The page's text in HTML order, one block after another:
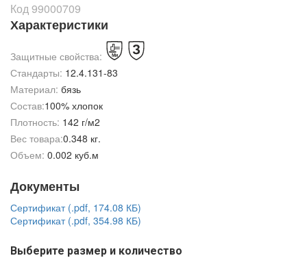
Код 99000709
Характеристики
Защитные свойства:
Стандарты: 12.4.131-83
Материал: бязь
Состав:100% хлопок
Плотность: 142 г/м2
Вес товара:0.348 кг.
Объем: 0.002 куб.м
Документы
Сертификат (.pdf, 174.08 КБ)
Сертификат (.pdf, 354.98 КБ)
Выберите размер и количество